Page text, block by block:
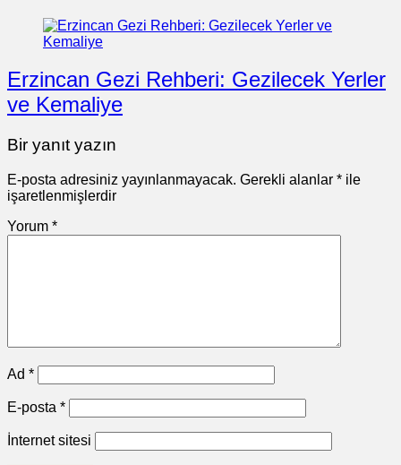
Erzincan Gezi Rehberi: Gezilecek Yerler
ve Kemaliye
Bir yanıt yazın
E-posta adresiniz yayınlanmayacak. Gerekli alanlar * ile
işaretlenmişlerdir
Yorum *
Ad *
E-posta *
İnternet sitesi